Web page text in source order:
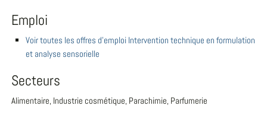
Emploi
Voir toutes les offres d'emploi Intervention technique en formulation
et analyse sensorielle
Secteurs
Alimentaire, Industrie cosmétique, Parachimie, Parfumerie